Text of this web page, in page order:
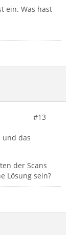
ein. Was hast
#13
und das
der Scans
Lösung sein?